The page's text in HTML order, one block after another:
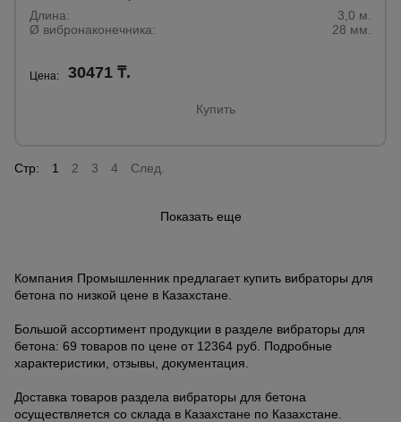
Длина:
3,0 м.
Ø вибронаконечника:
28 мм.
Цена: 30471 ₸.
Купить
Стр: 1 2 3 4 След.
Показать еще
Компания Промышленник предлагает купить вибраторы для
бетона по низкой цене в Казахстане.
Большой ассортимент продукции в разделе вибраторы для
бетона: 69 товаров по цене от 12364 руб. Подробные
характеристики, отзывы, документация.
Доставка товаров раздела вибраторы для бетона
осуществляется со склада в Казахстане по Казахстане.